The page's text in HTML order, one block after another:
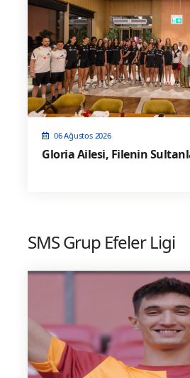
06 Ağustos 2026
Gloria Ailesi, Filenin
SMS Grup Efeler Ligi